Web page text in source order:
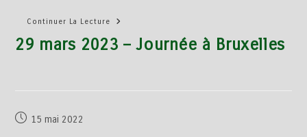
Continuer La Lecture
29 mars 2023 – Journée à Bruxelles
15 mai 2022